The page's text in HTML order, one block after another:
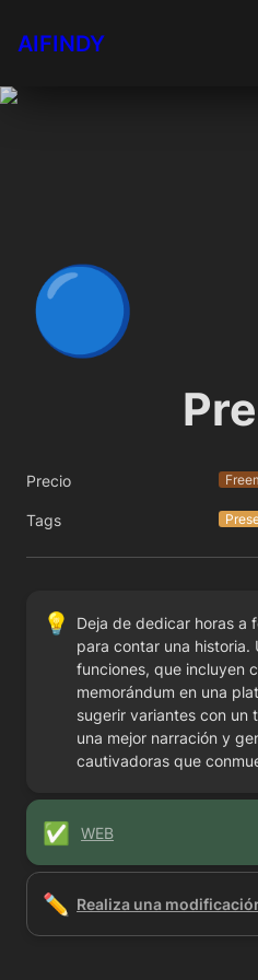
AIFINDY
🔵
Precio
Tags
💡
Deja de dedicar horas a
para contar una historia.
funciones, que incluyen
memorándum en una
sugerir variantes con un
una mejor narración y
cautivadoras que
✅ WEB
✏️ Realiza una